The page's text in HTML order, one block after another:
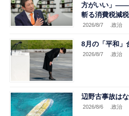
方がいい」――
斬る消費税減
2026/8/7 .政治
8月の「平和」
2026/8/7 .政治
辺野古事故は
2026/8/6 .政治